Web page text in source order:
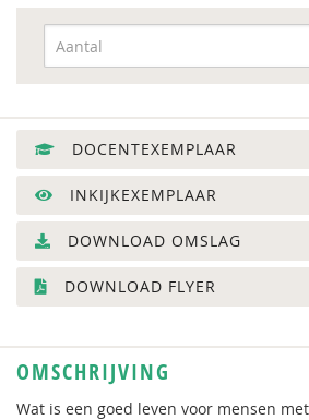
DOCENTEXEMPLAAR
INKIJKEXEMPLAAR
DOWNLOAD OMSLAG
DOWNLOAD FLYER
OMSCHRIJVING
Wat is een goed leven voor mensen